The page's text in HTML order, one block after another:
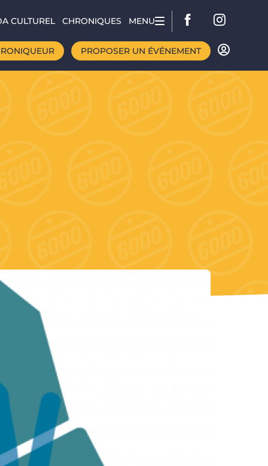
CULTUREL CHRONIQUES MENU
PROPOSER UN ÉVÉNEMENT